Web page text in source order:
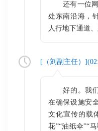
还有一位
处东南沿海，
人行地下通道
[（刘副主任）](
好的。我
在确保设施安
文化宣传的载
花”“油纸伞”“